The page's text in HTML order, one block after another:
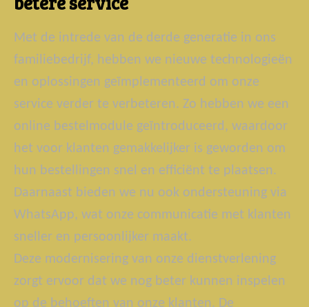
Met de intrede van de derde generatie in ons
familiebedrijf, hebben we nieuwe technologieën
en oplossingen geïmplementeerd om onze
service verder te verbeteren. Zo hebben we een
online bestelmodule geïntroduceerd, waardoor
het voor klanten gemakkelijker is geworden om
hun bestellingen snel en efficiënt te plaatsen.
Daarnaast bieden we nu ook ondersteuning via
WhatsApp, wat onze communicatie met klanten
sneller en persoonlijker maakt.
Deze modernisering van onze dienstverlening
zorgt ervoor dat we nog beter kunnen inspelen
op de behoeften van onze klanten. De